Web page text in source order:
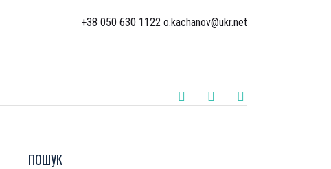
+38 050 630 1122 o.kachanov@ukr.net
ПОШУК